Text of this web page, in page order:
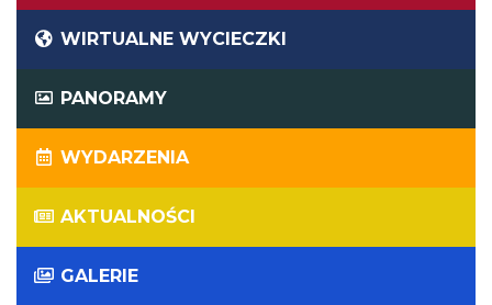
WIRTUALNE WYCIECZKI
PANORAMY
WYDARZENIA
AKTUALNOŚCI
GALERIE